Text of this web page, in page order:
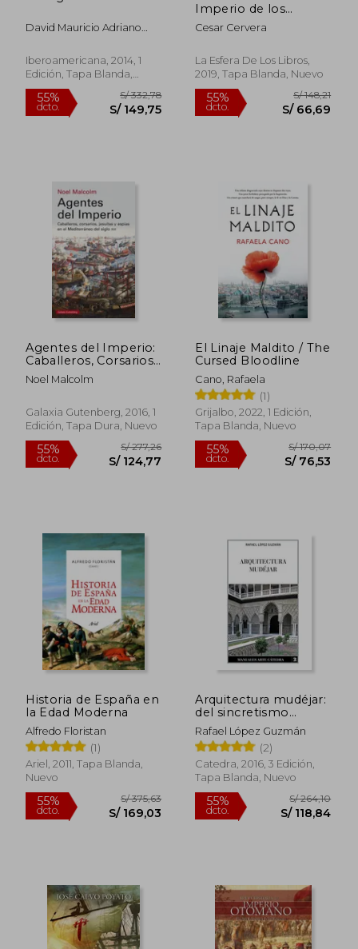
55%
dcto.
S/ 162,83
S/ 73,27
55%
dcto.
S/
David Mauricio Adriano
Iberoamericana, 2014, 1
Edición, Tapa Blanda,
Nuevo
55%
dcto. S/ 149,75
Imperio de los
Chiflados
Cesar Cervera
La Esfera De Los Libros,
2019, Tapa Blanda, Nuevo
55%
dcto.
Agentes del Imperio:
Caballeros, Corsarios,
Jesuitas y Espías en el
Mundo Mediterráneo
Noel Malcolm
Galaxia Gutenberg, 2016, 1
Edición, Tapa Dura, Nuevo
El Linaje Maldito / The
Cursed Bloodline
Cano, Rafaela
(1)
Grijalbo, 2022, 1 Edición,
Tapa Blanda, Nuevo
Historia de España en
la Edad Moderna
Alfredo Floristan
(1)
Ariel, 2011, Tapa Blanda,
Nuevo
Arquitectura mudéjar:
del sincretismo
medieval a las
alternativas
hispanoamericanas
Rafael López Guzmán
(2)
Catedra, 2016, 3 Edición,
Tapa Blanda, Nuevo